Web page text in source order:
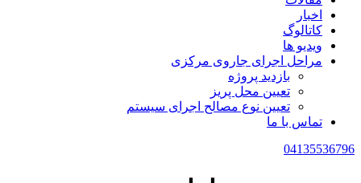
اخبار
کاتالوگ
ویدیو ها
مراحل اجرای جاروی مرکزی
بازدید پروژه
تعیین محل پریز
تعیین نوع مصالح اجرای سیستم
تماس با ما
04135536796